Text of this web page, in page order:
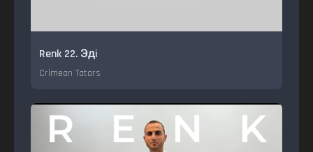
Renk 22. Эдi
Crimean Tatars